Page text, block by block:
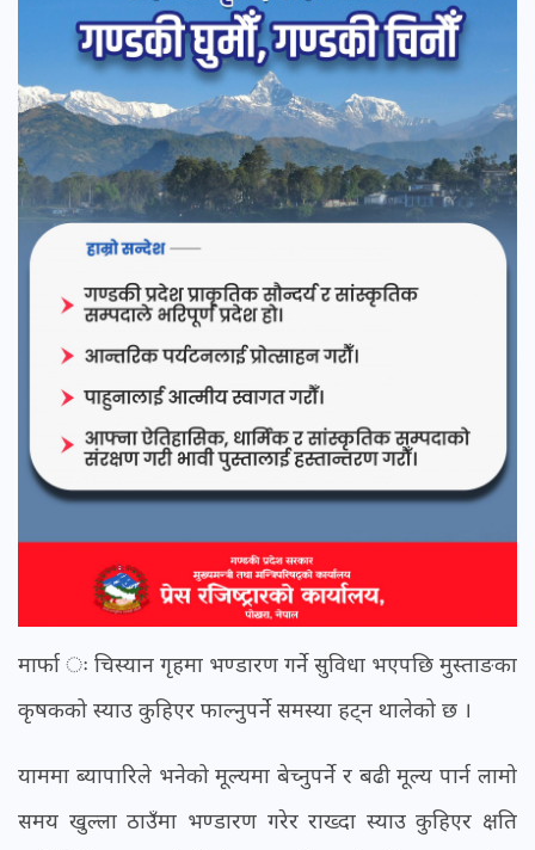
मार्फा ः चिस्यान गृहमा भण्डारण गर्ने सुविधा भएपछि मुस्ताङका
कृषकको स्याउ कुहिएर फाल्नुपर्ने समस्या हट्न थालेको छ ।
याममा ब्यापारिले भनेको मूल्यमा बेच्नुपर्ने र बढी मूल्य पार्न लामो
समय खुल्ला ठाउँमा भण्डारण गरेर राख्दा स्याउ कुहिएर क्षति